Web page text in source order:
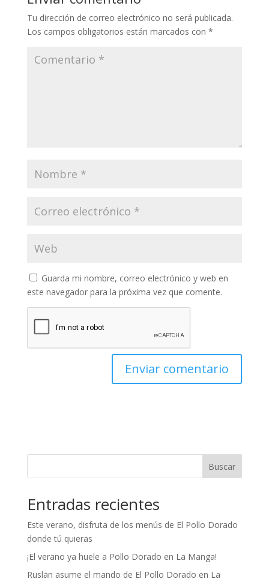
Tu dirección de correo electrónico no será publicada.
Los campos obligatorios están marcados con *
Guarda mi nombre, correo electrónico y web en
este navegador para la próxima vez que comente.
Buscar
Entradas recientes
Este verano, disfruta de los menús de El Pollo Dorado
donde tú quieras
¡El verano ya huele a Pollo Dorado en La Manga!
Ruslan asume el mando de El Pollo Dorado en La